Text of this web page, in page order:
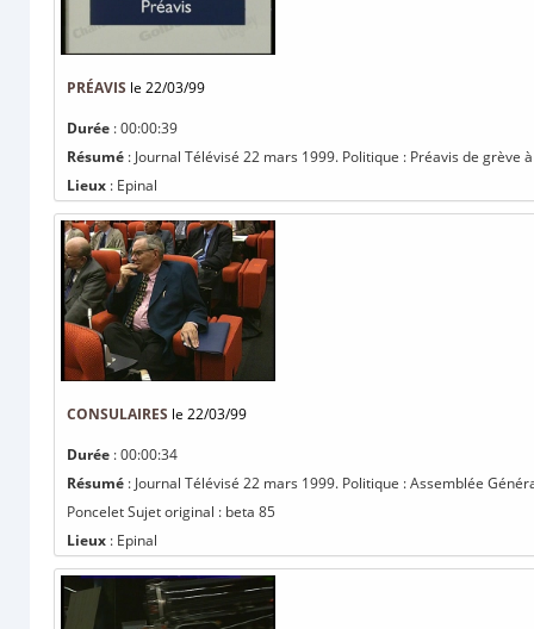
PRÉAVIS le 22/03/99
Durée : 00:00:39
Résumé : Journal Télévisé 22 mars 1999. Politique : Préavis de grève
Lieux : Epinal
CONSULAIRES le 22/03/99
Durée : 00:00:34
Résumé : Journal Télévisé 22 mars 1999. Politique : Assemblée
Poncelet Sujet original : beta 85
Lieux : Epinal